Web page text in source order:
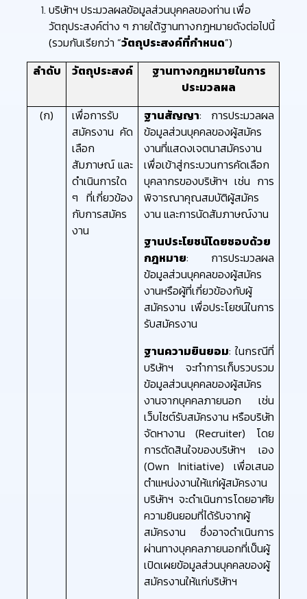
บริษัทฯ ประมวลผลข้อมูลส่วนบุคคลของท่าน เพื่อ
วัตถุประสงค์ต่าง ๆ ภายใต้ฐานทางกฎหมายดังต่อไปนี้
(รวมกันเรียกว่า “วัตถุประสงค์ที่กำหนด”)
ลำดับ
วัตถุประสงค์
ฐานทางกฎหมายในการ
ประมวลผล
(ก)
เพื่อการรับ
สมัครงาน คัด
เลือก
สัมภาษณ์ และ
ดำเนินการใด
ๆ ที่เกี่ยวข้อง
กับการสมัคร
งาน
ฐานสัญญา: การประมวลผล
ข้อมูลส่วนบุคคลของผู้สมัคร
งานที่แสดงเจตนาสมัครงาน
เพื่อเข้าสู่กระบวนการคัดเลือก
บุคลากรของบริษัทฯ เช่น การ
พิจารณาคุณสมบัติผู้สมัคร
งาน และการนัดสัมภาษณ์งาน
ฐานประโยชน์โดยชอบด้วย
กฎหมาย: การประมวลผล
ข้อมูลส่วนบุคคลของผู้สมัคร
งานหรือผู้ที่เกี่ยวข้องกับผู้
สมัครงาน เพื่อประโยชน์ในการ
รับสมัครงาน
ฐานความยินยอม: ในกรณีที่
บริษัทฯ จะทำการเก็บรวบรวม
ข้อมูลส่วนบุคคลของผู้สมัคร
งานจากบุคคลภายนอก เช่น
เว็บไซต์รับสมัครงาน หรือบริษัท
จัดหางาน (Recruiter) โดย
การตัดสินใจของบริษัทฯ เอง
(Own Initiative) เพื่อเสนอ
ตำแหน่งงานให้แก่ผู้สมัครงาน
บริษัทฯ จะดำเนินการโดยอาศัย
ความยินยอมที่ได้รับจากผู้
สมัครงาน ซึ่งอาจดำเนินการ
ผ่านทางบุคคลภายนอกที่เป็นผู้
เปิดเผยข้อมูลส่วนบุคคลของผู้
สมัครงานให้แก่บริษัทฯ